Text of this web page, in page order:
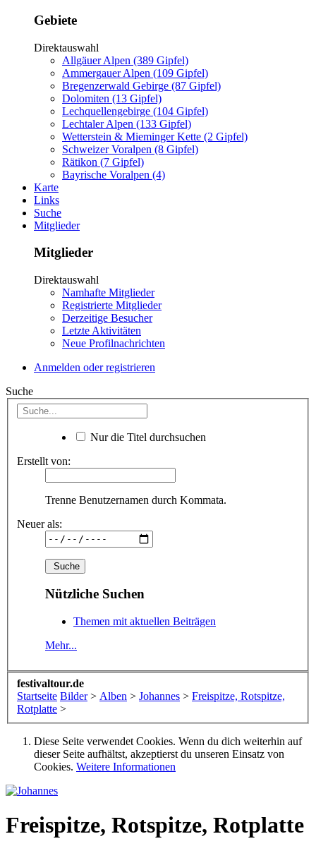
Gebiete
Direktauswahl
Allgäuer Alpen (389 Gipfel)
Ammergauer Alpen (109 Gipfel)
Bregenzerwald Gebirge (87 Gipfel)
Dolomiten (13 Gipfel)
Lechquellengebirge (104 Gipfel)
Lechtaler Alpen (133 Gipfel)
Wetterstein & Mieminger Kette (2 Gipfel)
Schweizer Voralpen (8 Gipfel)
Rätikon (7 Gipfel)
Bayrische Voralpen (4)
Karte
Links
Suche
Mitglieder
Mitglieder
Direktauswahl
Namhafte Mitglieder
Registrierte Mitglieder
Derzeitige Besucher
Letzte Aktivitäten
Neue Profilnachrichten
Anmelden oder registrieren
Suche
Nur die Titel durchsuchen
Erstellt von:
Trenne Benutzernamen durch Kommata.
Neuer als:
Nützliche Suchen
Themen mit aktuellen Beiträgen
Mehr...
festivaltour.de
Startseite Bilder > Alben > Johannes > Freispitze, Rotspitze,
Rotplatte >
Diese Seite verwendet Cookies. Wenn du dich weiterhin auf
dieser Seite aufhältst, akzeptierst du unseren Einsatz von
Cookies. Weitere Informationen
Freispitze, Rotspitze, Rotplatte